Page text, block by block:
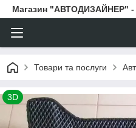
Магазин "АВТОДИЗАЙНЕР" -
Товари та послуги
3D